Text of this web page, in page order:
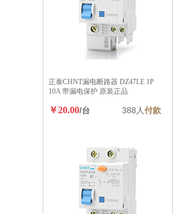
正泰CHNT漏电断路器 DZ47LE 1P
10A 带漏电保护 原装正品
￥20.00/台 388人付款